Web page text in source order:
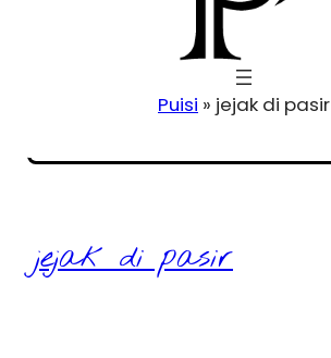
Puisi » jejak di pasir
jejak di pasir